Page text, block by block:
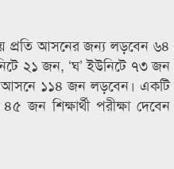
প্রতি আসনের জন্য লড়বেন ৬৪
২১ জন, ‘ঘ’ ইউনিটে ৭৩ জন
আসনে ১১৪ জন লড়বেন। একটি
জন শিক্ষার্থী পরীক্ষা দেবেন